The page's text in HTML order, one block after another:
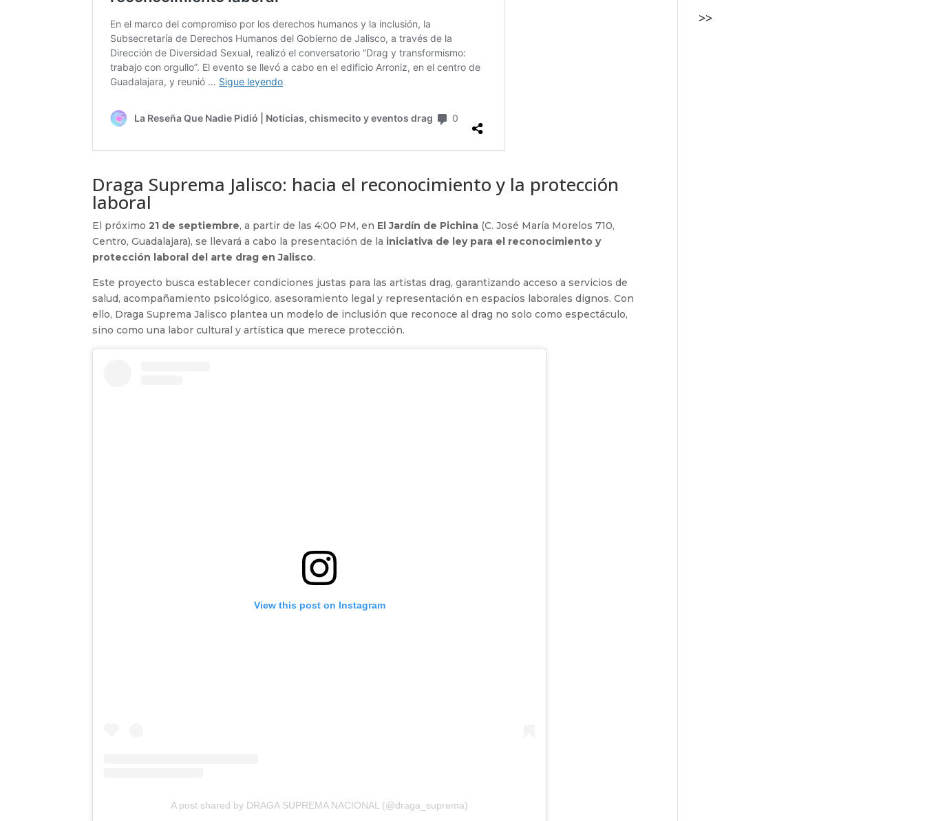
Draga Suprema Jalisco: hacia el reconocimiento y la protección
laboral
El próximo21 de septiembre, a partir de las 4:00 PM, en El Jardín de Pichina (C. José María Morelos 710,
Centro, Guadalajara), se llevará a cabo la presentación de la iniciativa de ley para el reconocimiento y
protección laboral del arte drag en Jalisco.
Este proyecto busca establecer condiciones justas para las artistas drag, garantizando acceso a servicios de
salud, acompañamiento psicológico, asesoramiento legal y representación en espacios laborales dignos. Con
ello, Draga Suprema Jalisco plantea un modelo de inclusión que reconoce al drag no solo como espectáculo,
sino como una labor cultural y artística que merece protección.
View this post on Instagram
A post shared by DRAGA SUPREMA NACIONAL (@draga_suprema)
>>